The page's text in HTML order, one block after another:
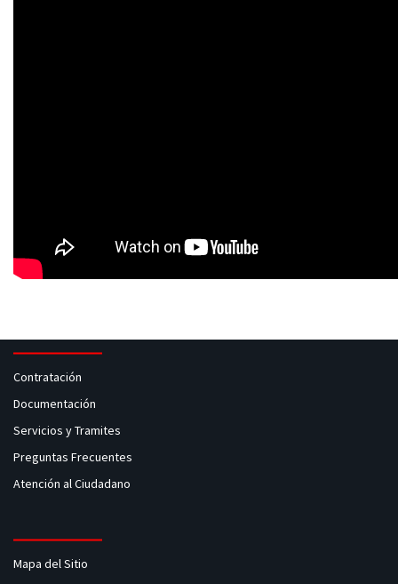
Contratación
Documentación
Servicios y Tramites
Preguntas Frecuentes
Atención al Ciudadano
Mapa del Sitio